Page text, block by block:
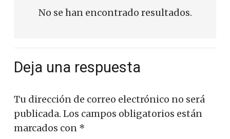
No se han encontrado resultados.
Deja una respuesta
Tu dirección de correo electrónico no será
publicada. Los campos obligatorios están
marcados con *